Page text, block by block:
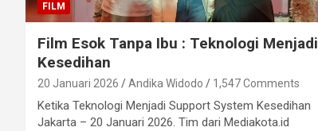
FILM
Film Esok Tanpa Ibu : Teknologi Menjadi
Kesedihan
20 Januari 2026 Andika Widodo 1,547 Comments
Ketika Teknologi Menjadi Support System Kesedihan
Jakarta – 20 Januari 2026. Tim dari Mediakota.id